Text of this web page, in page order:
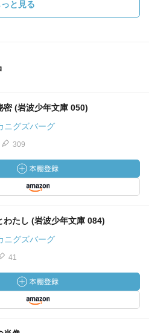
っと見る
密 (岩波少年文庫 050)
ニグズバーグ
309
わたし (岩波少年文庫 084)
ニグズバーグ
41